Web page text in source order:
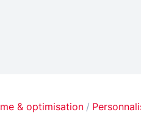
& optimisation